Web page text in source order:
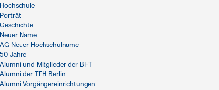
Hochschule
Porträt
Geschichte
Neuer Name
AG Neuer Hochschulname
50 Jahre
Alumni und Mitglieder der BHT
Alumni der TFH Berlin
Alumni Vorgängereinrichtungen